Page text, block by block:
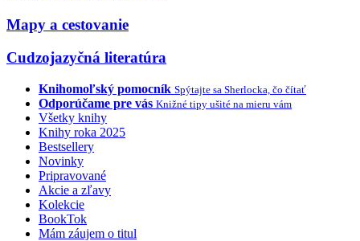
Mapy a cestovanie
Cudzojazyčná literatúra
Knihomoľský pomocník Spýtajte sa Sherlocka, čo čítať
Odporúčame pre vás Knižné tipy ušité na mieru vám
Všetky knihy
Knihy roka 2025
Bestsellery
Novinky
Pripravované
Akcie a zľavy
Kolekcie
BookTok
Mám záujem o titul